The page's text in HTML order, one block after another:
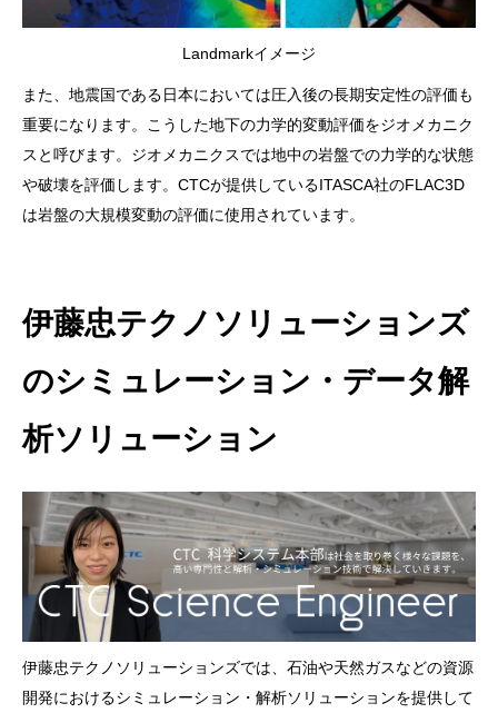
Landmarkイメージ
また、地震国である日本においては圧入後の長期安定性の評価も
重要になります。こうした地下の力学的変動評価をジオメカニク
スと呼びます。ジオメカニクスでは地中の岩盤での力学的な状態
や破壊を評価します。CTCが提供しているITASCA社のFLAC3D
は岩盤の大規模変動の評価に使用されています。
伊藤忠テクノソリューションズ
のシミュレーション・データ解
析ソリューション
伊藤忠テクノソリューションズでは、石油や天然ガスなどの資源
開発におけるシミュレーション・解析ソリューションを提供して